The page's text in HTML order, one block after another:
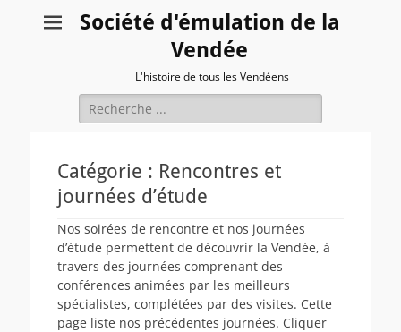
Société d'émulation de la
Vendée
L'histoire de tous les Vendéens
Rechercher :
Catégorie : Rencontres et
journées d’étude
Nos soirées de rencontre et nos journées
d’étude permettent de découvrir la Vendée, à
travers des journées comprenant des
conférences animées par les meilleurs
spécialistes, complétées par des visites. Cette
page liste nos précédentes journées. Cliquer